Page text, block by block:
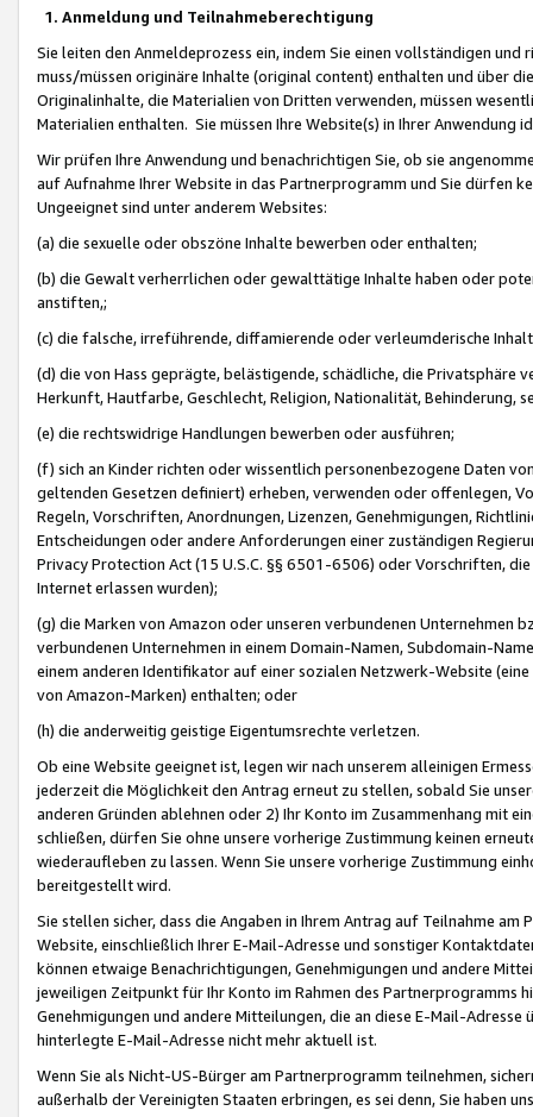
1. Anmeldung und Teilnahmeberechtigung
Sie leiten den Anmeldeprozess ein, indem Sie einen vollständigen
muss/müssen originäre Inhalte (original content) enthalten und über
Originalinhalte, die Materialien von Dritten verwenden, müssen
Materialien enthalten. Sie müssen Ihre Website(s) in Ihrer Anwendung
Wir prüfen Ihre Anwendung und benachrichtigen Sie, ob sie
auf Aufnahme Ihrer Website in das Partnerprogramm und Sie dürfen
Ungeeignet sind unter anderem Websites:
(a) die sexuelle oder obszöne Inhalte bewerben oder enthalten;
(b) die Gewalt verherrlichen oder gewalttätige Inhalte haben oder
anstiften,;
(c) die falsche, irreführende, diffamierende oder verleumderische
(d) die von Hass geprägte, belästigende, schädliche, die Privatsphäre
Herkunft, Hautfarbe, Geschlecht, Religion, Nationalität, Behinderung,
(e) die rechtswidrige Handlungen bewerben oder ausführen;
(f) sich an Kinder richten oder wissentlich personenbezogene Daten
geltenden Gesetzen definiert) erheben, verwenden oder offenlegen,
Regeln, Vorschriften, Anordnungen, Lizenzen, Genehmigungen,
Entscheidungen oder andere Anforderungen einer zuständigen
Privacy Protection Act (15 U.S.C. §§ 6501-6506) oder Vorschriften,
Internet erlassen wurden);
(g) die Marken von Amazon oder unseren verbundenen Unternehmen
verbundenen Unternehmen in einem Domain-Namen, Subdomain-
einem anderen Identifikator auf einer sozialen Netzwerk-Website
von Amazon-Marken) enthalten; oder
(h) die anderweitig geistige Eigentumsrechte verletzen.
Ob eine Website geeignet ist, legen wir nach unserem alleinigen
jederzeit die Möglichkeit den Antrag erneut zu stellen, sobald Sie
anderen Gründen ablehnen oder 2) Ihr Konto im Zusammenhang mit
schließen, dürfen Sie ohne unsere vorherige Zustimmung keinen
wiederaufleben zu lassen. Wenn Sie unsere vorherige Zustimmung
bereitgestellt wird.
Sie stellen sicher, dass die Angaben in Ihrem Antrag auf Teilnahme
Website, einschließlich Ihrer E-Mail-Adresse und sonstiger
können etwaige Benachrichtigungen, Genehmigungen und andere
jeweiligen Zeitpunkt für Ihr Konto im Rahmen des Partnerprogramms
Genehmigungen und andere Mitteilungen, die an diese E-Mail-
hinterlegte E-Mail-Adresse nicht mehr aktuell ist.
Wenn Sie als Nicht-US-Bürger am Partnerprogramm teilnehmen,
außerhalb der Vereinigten Staaten erbringen, es sei denn, Sie haben